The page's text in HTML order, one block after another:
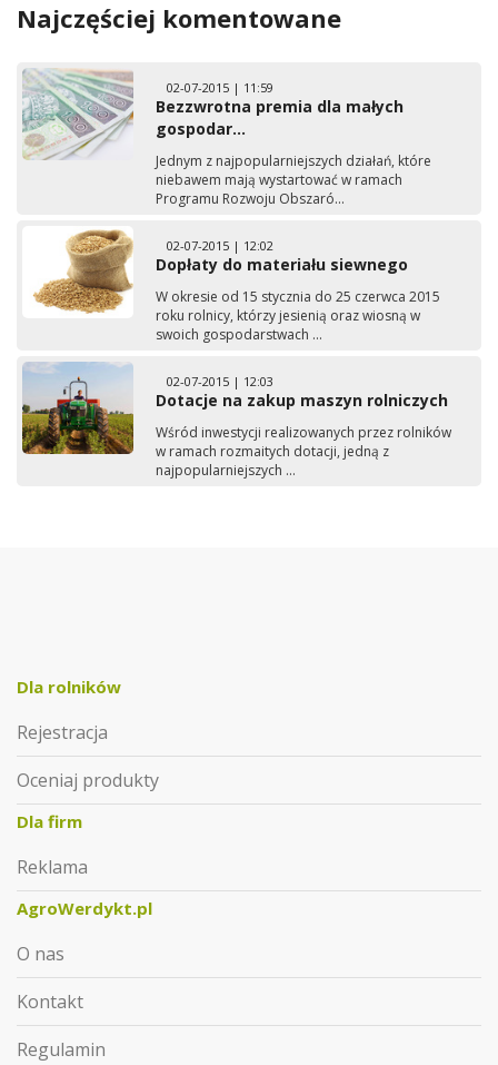
Najczęściej komentowane
02-07-2015 | 11:59
Bezzwrotna premia dla małych
gospodar...
Jednym z najpopularniejszych działań, które
niebawem mają wystartować w ramach
Programu Rozwoju Obszaró...
02-07-2015 | 12:02
Dopłaty do materiału siewnego
W okresie od 15 stycznia do 25 czerwca 2015
roku rolnicy, którzy jesienią oraz wiosną w
swoich gospodarstwach ...
02-07-2015 | 12:03
Dotacje na zakup maszyn rolniczych
Wśród inwestycji realizowanych przez rolników
w ramach rozmaitych dotacji, jedną z
najpopularniejszych ...
Dla rolników
Rejestracja
Oceniaj produkty
Dla firm
Reklama
AgroWerdykt.pl
O nas
Kontakt
Regulamin